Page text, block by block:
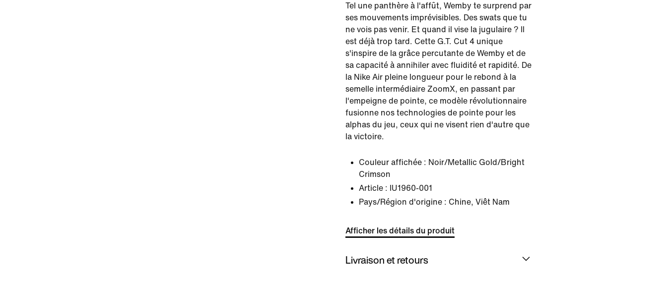
Tel une panthère à l'affût, Wemby te surprend par
ses mouvements imprévisibles. Des swats que tu
ne vois pas venir. Et quand il vise la jugulaire ? Il
est déjà trop tard. Cette G.T. Cut 4 unique
s'inspire de la grâce percutante de Wemby et de
sa capacité à annihiler avec fluidité et rapidité. De
la Nike Air pleine longueur pour le rebond à la
semelle intermédiaire ZoomX, en passant par
l'empeigne de pointe, ce modèle révolutionnaire
fusionne nos technologies de pointe pour les
alphas du jeu, ceux qui ne visent rien d'autre que
la victoire.
Couleur affichée : Noir/Metallic Gold/Bright
Crimson
Article : IU1960-001
Pays/Région d'origine : Chine, Viêt Nam
Afficher les détails du produit
Livraison et retours